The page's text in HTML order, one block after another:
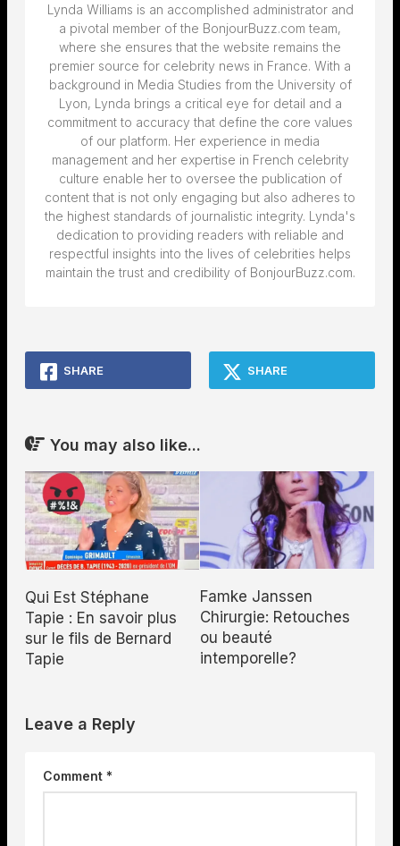
Lynda Williams is an accomplished administrator and
a pivotal member of the BonjourBuzz.com team,
where she ensures that the website remains the
premier source for celebrity news in France. With a
background in Media Studies from the University of
Lyon, Lynda brings a critical eye for detail and a
commitment to accuracy that define the core values
of our platform. Her experience in media
management and her expertise in French celebrity
culture enable her to oversee the publication of
content that is not only engaging but also adheres to
the highest standards of journalistic integrity. Lynda's
dedication to providing readers with reliable and
respectful insights into the lives of celebrities helps
maintain the trust and credibility of BonjourBuzz.com.
SHARE SHARE
You may also like...
Qui Est Stéphane
Tapie : En savoir plus
sur le fils de Bernard
Tapie
Famke Janssen
Chirurgie: Retouches
ou beauté
intemporelle?
Leave a Reply
Comment *